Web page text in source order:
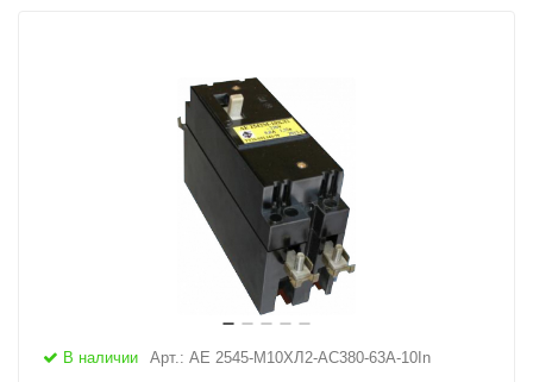
В наличии Арт.: АЕ 2545-М10ХЛ2-AC380-63А-10In